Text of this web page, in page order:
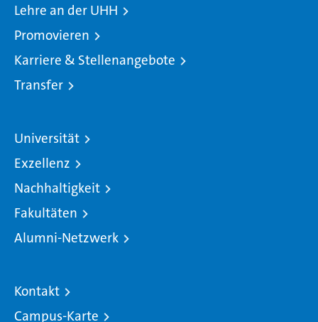
Lehre an der UHH
Promovieren
Karriere & Stellenangebote
Transfer
Universität
Exzellenz
Nachhaltigkeit
Fakultäten
Alumni-Netzwerk
Kontakt
Campus-Karte